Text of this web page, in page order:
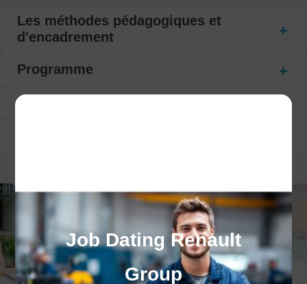
Job Dating Renault
Group
Les méthodes pédagogiques et
d'encadrement
Programme
Modalité d’évaluation